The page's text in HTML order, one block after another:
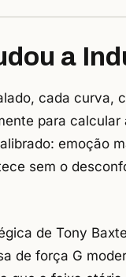
a
cada curva,
para calcular
emoção
sem o
de Tony
de força G